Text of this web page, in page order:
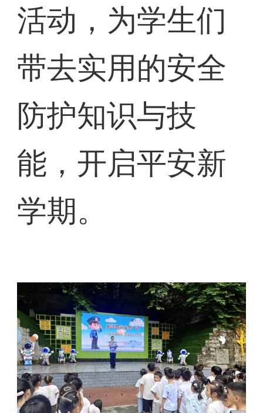
活动，为学生们
带去实用的安全
防护知识与技
能，开启平安新
学期。